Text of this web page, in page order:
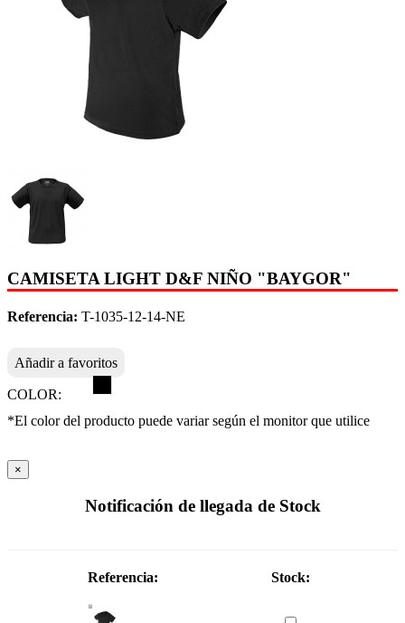
CAMISETA LIGHT D&F NIÑO "BAYGOR"
Referencia: T-1035-12-14-NE
Añadir a favoritos
COLOR:
*El color del producto puede variar según el monitor que utilice
×
Notificación de llegada de Stock
Referencia: Stock: